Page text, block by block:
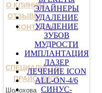
О КЛИНИКЕ
ОТЗЫВЫ
КОНТАКТЫ
СПЕЦИАЛИСТЫ
ПРАЙС-ЛИСТ
Шолохова
ЭЛАЙНЕРЫ
УДАЛЕНИЕ
УДАЛЕНИЕ
ЗУБОВ
МУДРОСТИ
ИМПЛАНТАЦИЯ
ЛАЗЕР
ЛЕЧЕНИЕ ICON
ALL-ON-4/6
СИНУС-